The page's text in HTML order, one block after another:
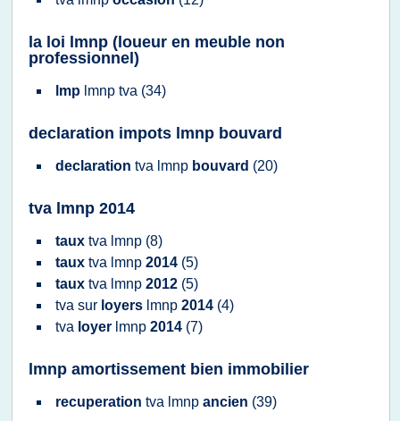
la loi lmnp (loueur en meuble non
professionnel)
lmp lmnp tva (34)
declaration impots lmnp bouvard
declaration tva lmnp bouvard (20)
tva lmnp 2014
taux tva lmnp (8)
taux tva lmnp 2014 (5)
taux tva lmnp 2012 (5)
tva sur loyers lmnp 2014 (4)
tva loyer lmnp 2014 (7)
lmnp amortissement bien immobilier
recuperation tva lmnp ancien (39)